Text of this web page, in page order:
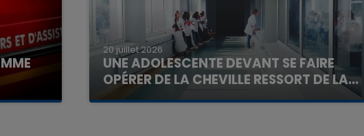
avoir
20 juillet 2026
UNE ADOLESCENTE DEVANT SE FAIRE
OPÉRER DE LA CHEVILLE RESSORT DE LA...
La famille a porté plainte contre la clinique qui a